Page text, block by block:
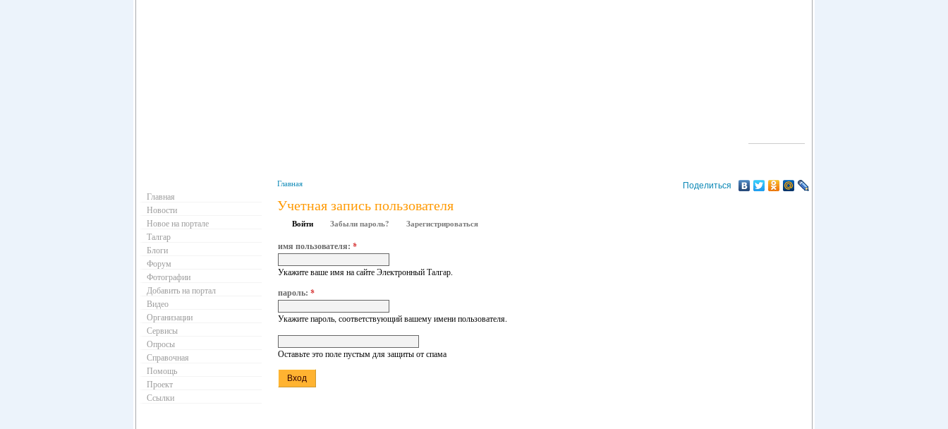
Поделиться
Главная
Учетная запись пользователя
Войти Забыли пароль? Зарегистрироваться
имя пользователя: *
Укажите ваше имя на сайте Электронный Талгар.
пароль: *
Укажите пароль, соответствующий вашему имени пользователя.
Оставьте это поле пустым для защиты от спама
Главная
Новости
Новое на портале
Талгар
Блоги
Форум
Фотографии
Добавить на портал
Видео
Организации
Сервисы
Опросы
Справочная
Помощь
Проект
Ссылки